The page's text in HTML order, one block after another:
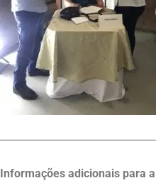
Informações adicionais para